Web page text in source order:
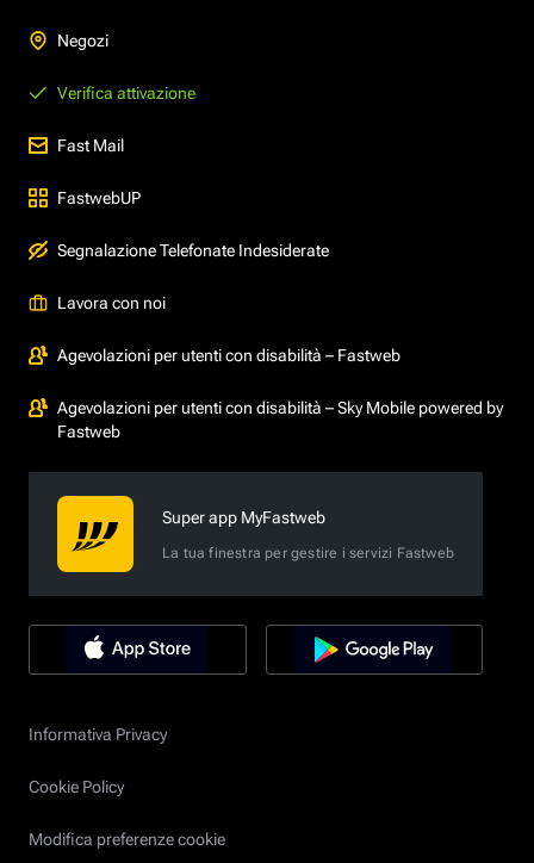
Negozi
Verifica attivazione
Fast Mail
FastwebUP
Segnalazione Telefonate Indesiderate
Lavora con noi
Agevolazioni per utenti con disabilità – Fastweb
Agevolazioni per utenti con disabilità – Sky Mobile powered by
Fastweb
Super app MyFastweb
La tua finestra per gestire i servizi Fastweb
Informativa Privacy
Cookie Policy
Modifica preferenze cookie